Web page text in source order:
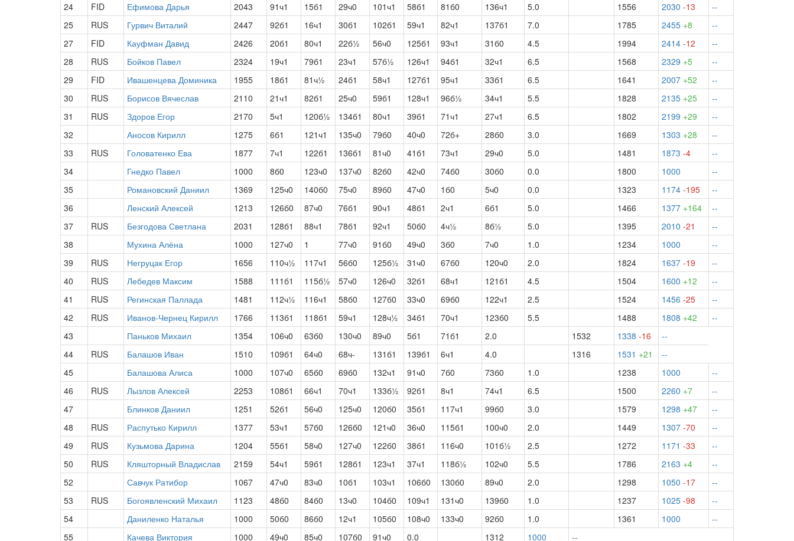
24
FID Ефимова Дарья 2043 91ч1 15б1 29ч0 101ч1 58б1 81б0 136ч1 5.0 1556 2030 -13
--
25
RUS Гурвич Виталий 2447 92б1 16ч1 30б1 102б1 59ч1 82ч1 137б1 7.0 1785 2455 +8
--
27
FID Кауфман Давид 2426 20б1 80ч1 22б½ 56ч0 125б1 93ч1 31б0 4.5 1994 2414 -12
--
28
RUS Бойков Павел 2324 19ч1 79б1 23ч1 57б½ 126ч1 94б1 32ч1 6.5 1568 2329 +5
--
29
FID Ивашенцева Доминика 1955 18б1 81ч½ 24б1 58ч1 127б1 95ч1 33б1 6.5 1641 2007 +52
--
30
RUS Борисов Вячеслав 2110 21ч1 82б1 25ч0 59б1 128ч1 96б½ 34ч1 5.5 1828 2135 +25
--
31
RUS Здоров Егор 2170 5ч1 120б½ 134б1 80ч1 39б1 71ч1 27ч1 6.5 1802 2199 +29
--
32
Аносов Кирилл 1275 6б1 121ч1 135ч0 79б0 40ч0 72б+ 28б0 3.0 1669 1303 +28
--
33
RUS Головатенко Ева 1877 7ч1 122б1 136б1 81ч0 41б1 73ч1 29ч0 5.0 1481 1873 -4
--
34
Гнедко Павел 1000 8б0 123ч0 137ч0 82б0 42ч0 74б0 30б0 0.0 1800 1000
--
35
Романовский Даниил 1369 125ч0 140б0 75ч0 89б0 47ч0 1б0 5ч0 0.0 1323 1174 -195
--
36
Ленский Алексей 1213 126б0 87ч0 76б1 90ч1 48б1 2ч1 6б1 5.0 1466 1377 +164
--
37
RUS Безгодова Светлана 2031 128б1 88ч1 78б1 92ч1 50б0 4ч½ 8б½ 5.0 1395 2010 -21
--
38
Мухина Алёна 1000 127ч0 1 77ч0 91б0 49ч0 3б0 7ч0 1.0 1234 1000
--
39
RUS Негруцак Егор 1656 110ч½ 117ч1 56б0 125б½ 31ч0 67б0 120ч0 2.0 1824 1637 -19
--
40
RUS Лебедев Максим 1588 111б1 115б½ 57ч0 126ч0 32б1 68ч1 121б1 4.5 1504 1600 +12
--
41
RUS Регинская Паллада 1481 112ч½ 116ч1 58б0 127б0 33ч0 69б0 122ч1 2.5 1524 1456 -25
--
42
RUS Иванов-Чернец Кирилл 1766 113б1 118б1 59ч1 128ч½ 34б1 70ч1 123б0 5.5 1488 1808 +42
--
43
Паньков Михаил 1354 106ч0 63б0 130ч0 89ч0 5б1 71б1 2.0 1532 1338 -16
--
44
RUS Балашов Иван 1510 109б1 64ч0 68ч- 131б1 139б1 6ч1 4.0 1316 1531 +21
--
45
Балашова Алиса 1000 107ч0 65б0 69б0 132ч1 91ч0 7б0 73б0 1.0 1238 1000
--
46
RUS Лызлов Алексей 2253 108б1 66ч1 70ч1 133б½ 92б1 8ч1 74ч1 6.5 1500 2260 +7
--
47
Блинков Даниил 1251 52б1 56ч0 125ч0 120б0 35б1 117ч1 99б0 3.0 1579 1298 +47
--
48
RUS Распутько Кирилл 1377 53ч1 57б0 126б0 121ч0 36ч0 115б1 100ч0 2.0 1449 1307 -70
--
49
RUS Кузьмова Дарина 1204 55б1 58ч0 127ч0 122б0 38б1 116ч0 101б½ 2.5 1272 1171 -33
--
50
RUS Кляшторный Владислав 2159 54ч1 59б1 128б1 123ч1 37ч1 118б½ 102ч0 5.5 1786 2163 +4
--
52
Савчук Ратибор 1067 47ч0 83ч0 10б1 103ч1 106б0 130б0 89ч0 2.0 1298 1050 -17
--
53
RUS Богоявленский Михаил 1123 48б0 84б0 13ч0 104б0 109ч1 131ч0 139б0 1.0 1237 1025 -98
--
54
Даниленко Наталья 1000 50б0 86б0 12ч1 105б0 108ч0 133ч0 92б0 1.0 1361 1000
--
55
Качева Виктория 1000 49ч0 85ч0 107б0 91ч0 0.0 1312 1000
--